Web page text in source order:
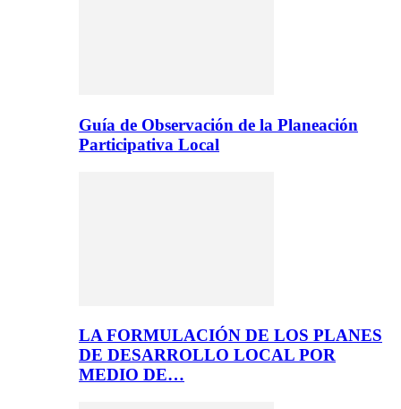
Guía de Observación de la Planeación
Participativa Local
LA FORMULACIÓN DE LOS PLANES
DE DESARROLLO LOCAL POR
MEDIO DE…